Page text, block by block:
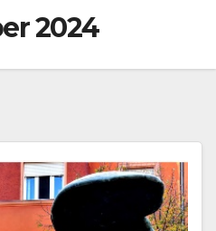
2024